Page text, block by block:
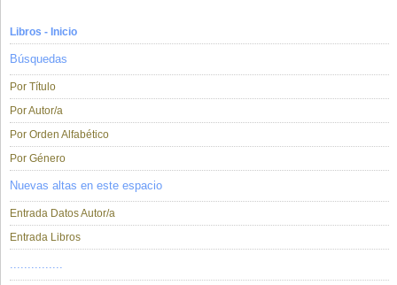
Libros - Inicio
Búsquedas
Por Título
Por Autor/a
Por Orden Alfabético
Por Género
Nuevas altas en este espacio
Entrada Datos Autor/a
Entrada Libros
...............